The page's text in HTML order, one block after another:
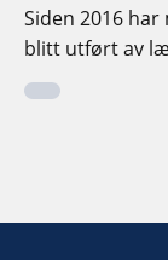
Siden 2016
blitt utført av